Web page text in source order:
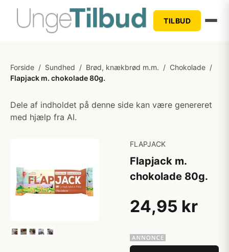
TILBUD
Forside / Sundhed / Brød, knækbrød m.m. / Chokolade /
Flapjack m. chokolade 80g.
Dele af indholdet på denne side kan være genereret
med hjælp fra AI.
FLAPJACK
Flapjack m.
chokolade 80g.
24,95 kr